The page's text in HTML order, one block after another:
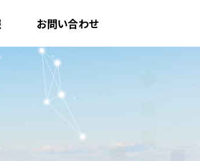
お問い合わせ